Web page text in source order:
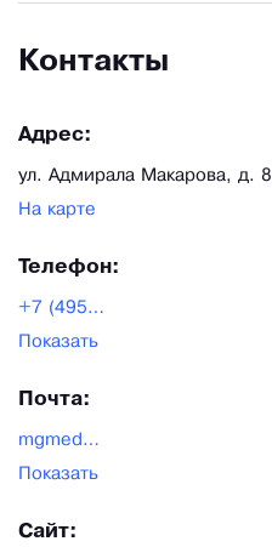
Контакты
Адрес:
ул. Адмирала Макарова, д.
На карте
Телефон:
+7 (495) 380-11-30
Показать
Почта:
mgmed5@yandex.ru
Показать
Сайт: